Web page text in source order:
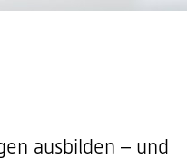
ausbilden – und